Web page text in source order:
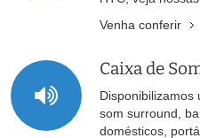
Venha conferir
Caixa de
Disponibilizamos
som surround,
domésticos,